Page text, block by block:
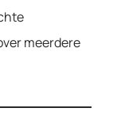
meerdere